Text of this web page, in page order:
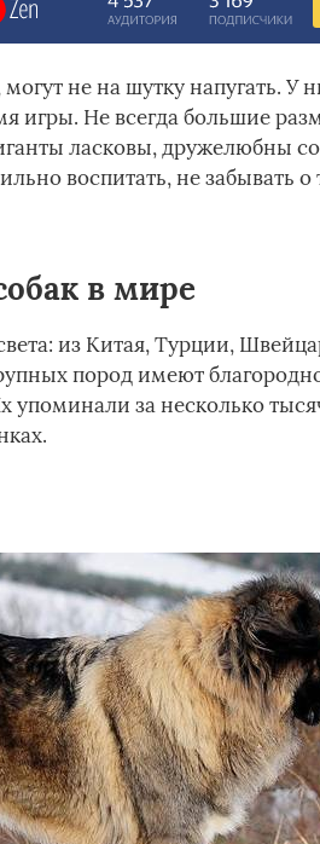
не на шутку напугать. У
игры. Не всегда большие
ласковы, дружелюбны
воспитать, не забывать о
в мире
из Китая, Турции,
пород имеют
за несколько